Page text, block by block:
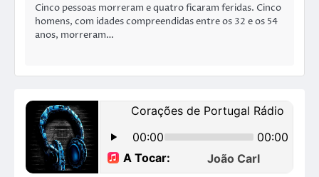
Cinco pessoas morreram e quatro ficaram feridas. Cinco
homens, com idades compreendidas entre os 32 e os 54
anos, morreram…